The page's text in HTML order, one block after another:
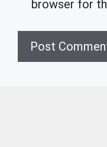
browser for